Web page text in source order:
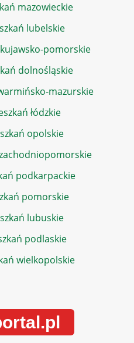
mazowieckie
lubelskie
pomorskie
dolnośląskie
mazurskie
łódzkie
opolskie
podkarpackie
pomorskie
lubuskie
podlaskie
wielkopolskie